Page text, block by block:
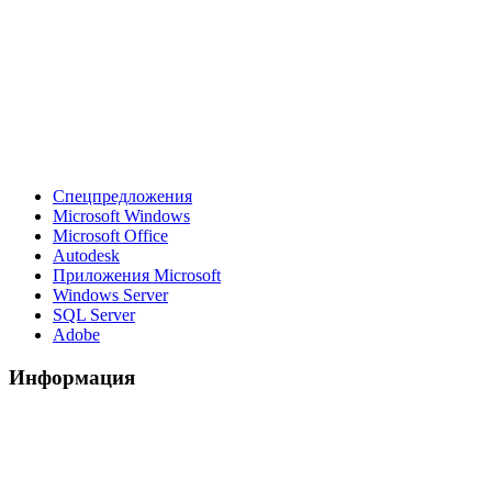
Спецпредложения
Microsoft Windows
Microsoft Office
Autodesk
Приложения Microsoft
Windows Server
SQL Server
Adobe
Информация